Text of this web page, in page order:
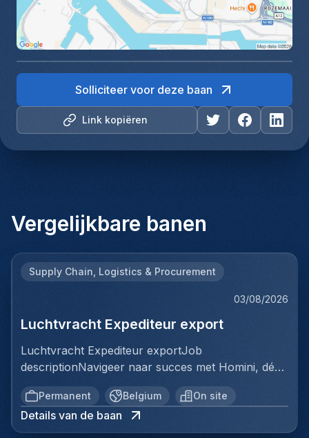
Link kopiëren
Solliciteer voor deze baan
Vergelijkbare banen
Supply Chain, Logistics & Procurement
03/08/2026
Luchtvracht Expediteur export
Luchtvracht Expediteur exportJob
descriptionNavigeer naar succes met Homini, dé
brug tussen talent en uitmuntende opportuniteiten
binnen de arbeidsmarkt. Als voorloper in
wervingsdiensten, matchen we toptalent met
topbedrijven in diverse sectoren. Met onze
Permanent Belgium On site
Details van de baan